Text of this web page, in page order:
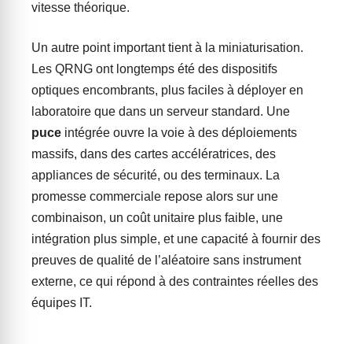
vitesse théorique.
Un autre point important tient à la miniaturisation.
Les QRNG ont longtemps été des dispositifs
optiques encombrants, plus faciles à déployer en
laboratoire que dans un serveur standard. Une
puce intégrée ouvre la voie à des déploiements
massifs, dans des cartes accélératrices, des
appliances de sécurité, ou des terminaux. La
promesse commerciale repose alors sur une
combinaison, un coût unitaire plus faible, une
intégration plus simple, et une capacité à fournir des
preuves de qualité de l’aléatoire sans instrument
externe, ce qui répond à des contraintes réelles des
équipes IT.